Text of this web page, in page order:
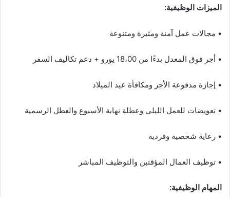
الميزات الوظيفية:
• مجالات عمل آمنة ومثيرة ومتنوعة
• أجر فوق المعدل بدءًا من 18،00 يورو + دعم تكاليف السفر
• إجازة مدفوعة الأجر ومكافأة عيد الميلاد
• تعويضات للعمل الليلي وعطلة نهاية الأسبوع والعطل الرسمية
• رعاية شخصية وفردية
• توظيف العمال المؤقتين والتوظيف المباشر
المهام الوظيفية: